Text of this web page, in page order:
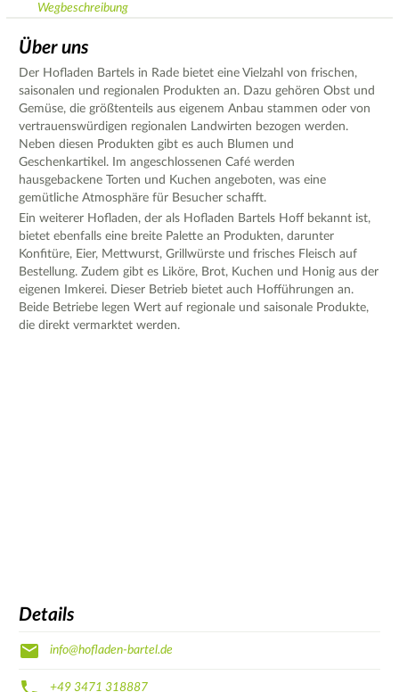
Wegbeschreibung
Über uns
Der Hofladen Bartels in Rade bietet eine Vielzahl von frischen,
saisonalen und regionalen Produkten an. Dazu gehören Obst und
Gemüse, die größtenteils aus eigenem Anbau stammen oder von
vertrauenswürdigen regionalen Landwirten bezogen werden.
Neben diesen Produkten gibt es auch Blumen und
Geschenkartikel. Im angeschlossenen Café werden
hausgebackene Torten und Kuchen angeboten, was eine
gemütliche Atmosphäre für Besucher schafft.
Ein weiterer Hofladen, der als Hofladen Bartels Hoff bekannt ist,
bietet ebenfalls eine breite Palette an Produkten, darunter
Konfitüre, Eier, Mettwurst, Grillwürste und frisches Fleisch auf
Bestellung. Zudem gibt es Liköre, Brot, Kuchen und Honig aus der
eigenen Imkerei. Dieser Betrieb bietet auch Hofführungen an.
Beide Betriebe legen Wert auf regionale und saisonale Produkte,
die direkt vermarktet werden.
Details
info@hofladen-bartel.de
+49 3471 318887